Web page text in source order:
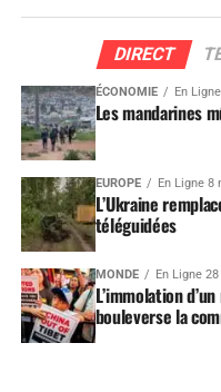
DIRECT
ÉCONOMIE En
Les mandarines
EUROPE En Ligne 8
L’Ukraine
téléguidées
MONDE En Ligne
L’immolation
bouleverse la